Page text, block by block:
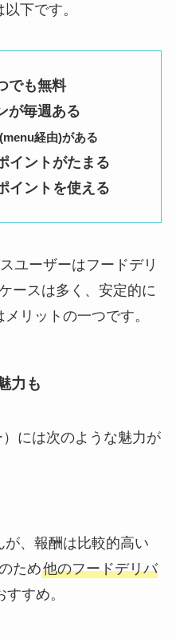
下です。
でも無料
が毎週ある
経由)がある
イントがたまる
イントを使える
ユーザーはフードデリ
ースは多く、安定的に
リットの一つです。
力も
には次のような魅力が
、報酬は比較的高い
ため他のフードデリバ
すすめ。